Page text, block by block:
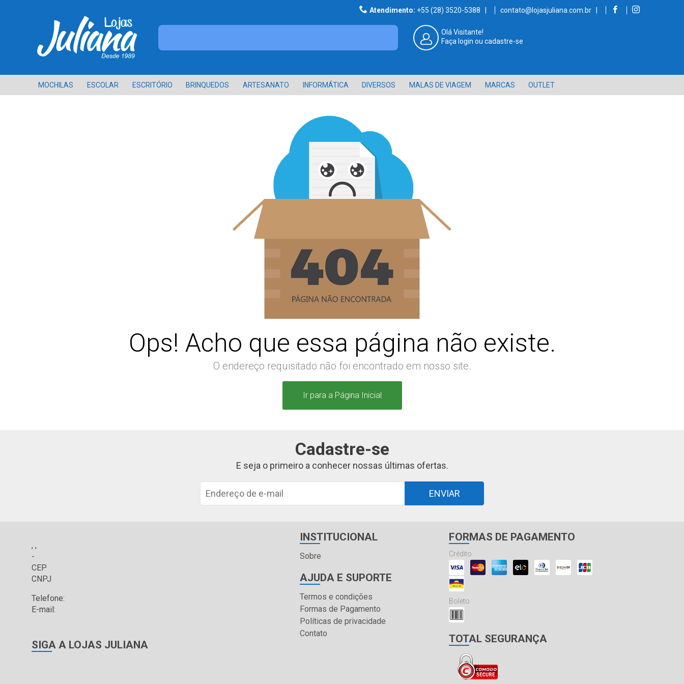
Atendimento: +55 (28) 3520-5388 | contato@lojasjuliana.com.br |
Olá Visitante!
Faça login ou cadastre-se
MOCHILAS ESCOLAR ESCRITÓRIO BRINQUEDOS ARTESANATO INFORMÁTICA DIVERSOS MALAS DE VIAGEM MARCAS OUTLET
Ops! Acho que essa página não existe.
O endereço requisitado não foi encontrado em nosso site.
Ir para a Página Inicial
Cadastre-se
E seja o primeiro a conhecer nossas últimas ofertas.
ENVIAR
, ,
-
CEP
CNPJ
Telefone:
E-mail:
SIGA A LOJAS JULIANA
INSTITUCIONAL
Sobre
AJUDA E SUPORTE
Termos e condições
Formas de Pagamento
Políticas de privacidade
Contato
FORMAS DE PAGAMENTO
Crédito
Boleto
TOTAL SEGURANÇA